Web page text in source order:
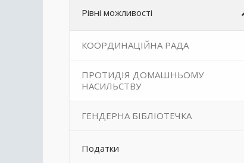
Рівні можливості
КООРДИНАЦІЙНА РАДА
ПРОТИДІЯ ДОМАШНЬОМУ
НАСИЛЬСТВУ
ГЕНДЕРНА БІБЛІОТЕЧКА
Податки